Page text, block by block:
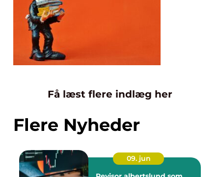
Få læst flere indlæg her
Flere Nyheder
09. jun